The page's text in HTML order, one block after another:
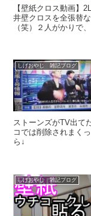
【壁紙クロス動画】
井壁クロスを全張替
（笑）２人がかりで
しげおやじ 雑記ブログ
ストーンズがTV出て
コでは削除されまく
ら↓
しげおやじ 雑記ブログ